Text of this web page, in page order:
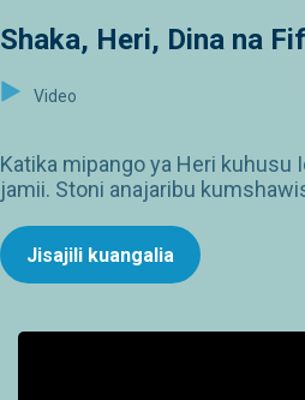
Shaka, Heri, Dina na
Video
Katika mipango ya Heri kuhusu
jamii. Stoni anajaribu
Jisajili kuangalia